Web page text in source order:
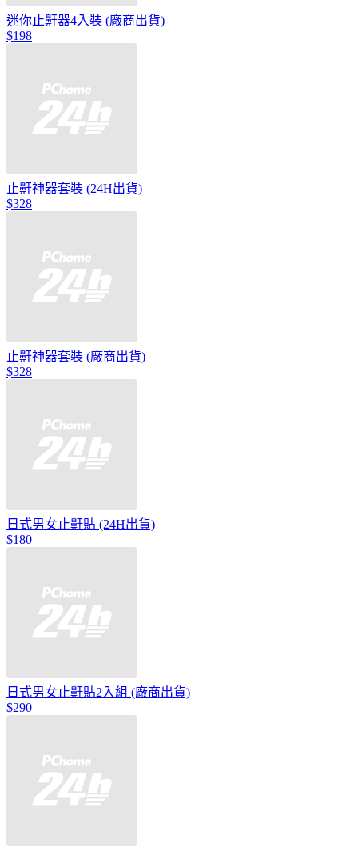
迷你止鼾器4入裝 (廠商出貨)
$198
止鼾神器套裝 (24H出貨)
$328
止鼾神器套裝 (廠商出貨)
$328
日式男女止鼾貼 (24H出貨)
$180
日式男女止鼾貼2入組 (廠商出貨)
$290